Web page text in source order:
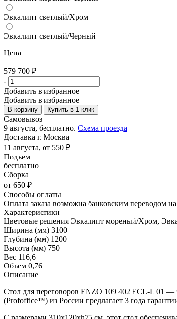
Эвкалипт светлый/Хром
Эвкалипт светлый/Черный
Цена
579 700 ₽
-
+
Добавить в избранное
Добавить в избранное
В корзину Купить в 1 клик
Самовывоз
9 августа, бесплатно. Схема проезда
Доставка г. Москва
11 августа, от 550 ₽
Подъем
бесплатно
Сборка
от 650 ₽
Способы оплаты
Оплата заказа возможна банковским переводом
Характеристики
Цветовые решения Эвкалипт мореный/Хром,
Ширина (мм) 3100
Глубина (мм) 1200
Высота (мм) 750
Вес 116,6
Объем 0,76
Описание
Стол для переговоров ENZO 109 402 ECL-L 01 —
(Profoffice™) из России предлагает 3 года
С размерами 310x120xh75 см, этот стол